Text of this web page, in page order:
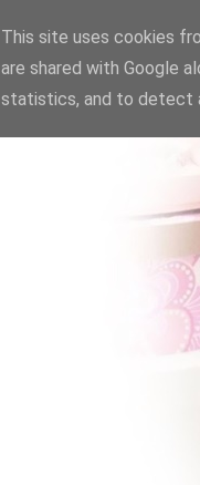
This site uses cookies
are shared with Google
statistics, and to detect